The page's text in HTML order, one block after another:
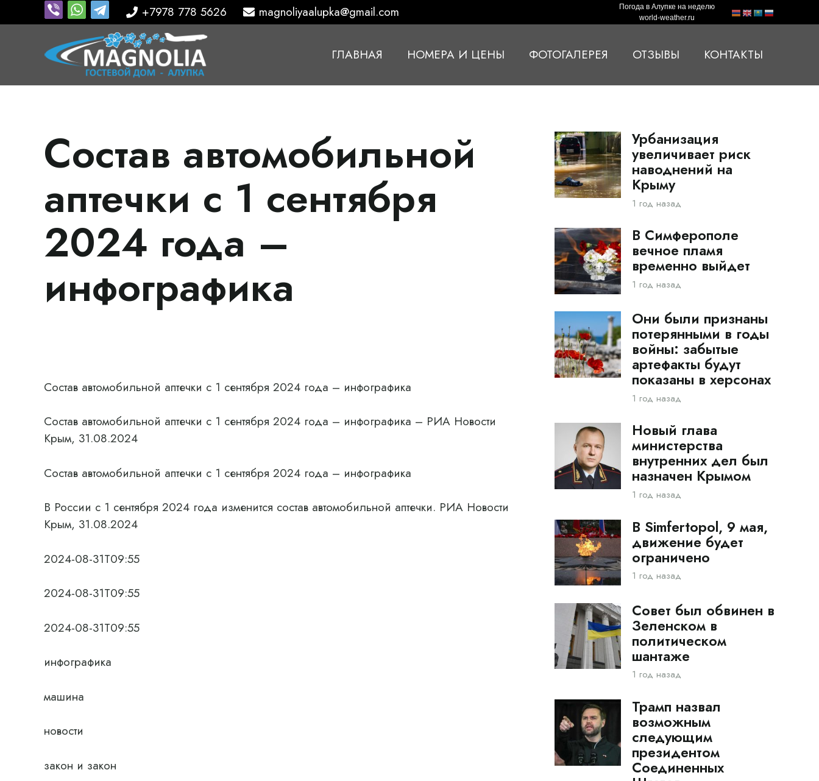
+7978 778 5626 magnoliyaalupka@gmail.com
Погода в Алупке на неделю
world-weather.ru
ГЛАВНАЯ НОМЕРА И ЦЕНЫ ФОТОГАЛЕРЕЯ ОТЗЫВЫ КОНТАКТЫ
Состав автомобильной
аптечки с 1 сентября
2024 года –
инфографика
Состав автомобильной аптечки с 1 сентября 2024 года – инфографика
Состав автомобильной аптечки с 1 сентября 2024 года – инфографика – РИА Новости
Крым, 31.08.2024
Состав автомобильной аптечки с 1 сентября 2024 года – инфографика
В России с 1 сентября 2024 года изменится состав автомобильной аптечки. РИА Новости
Крым, 31.08.2024
2024-08-31T09:55
2024-08-31T09:55
2024-08-31T09:55
инфографика
машина
новости
закон и закон
Урбанизация
увеличивает риск
наводнений на
Крыму
1 год назад
В Симферополе
вечное пламя
временно выйдет
1 год назад
Они были признаны
потерянными в годы
войны: забытые
артефакты будут
показаны в херсонах
1 год назад
Новый глава
министерства
внутренних дел был
назначен Крымом
1 год назад
В Simfertopol, 9 мая,
движение будет
ограничено
1 год назад
Совет был обвинен в
Зеленском в
политическом
шантаже
1 год назад
Трамп назвал
возможным
следующим
президентом
Соединенных